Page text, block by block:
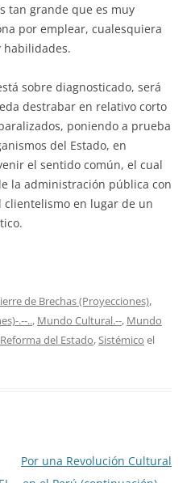
tan grande que es muy
por emplear, cualesquiera
habilidades.
sobre diagnosticado, será
destrabar en relativo corto
poniendo a prueba
del Estado, en
el sentido común, el cual
la administración pública con
en lugar de un
de Brechas (Proyecciones),
.--.., Mundo Cultural.--, Mundo
Reforma del Estado,Sistémico el
Por una Revolución Cultural